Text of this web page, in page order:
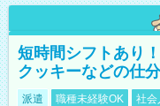
短時間シフトあり
クッキーなどの仕
派遣 職種未経験OK 社会